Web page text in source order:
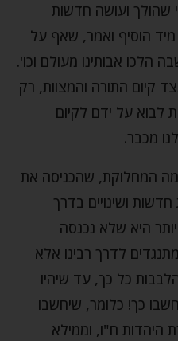
שהולך ועושה חדשות
מיד הוסיף ואמר, שאף על
הלכו אבותינו מעולם וכו'.
קיום התורה והמצוות, רק
לבוא על ידם לקיום
מכבר.
המחלוקת, שהכניסה את
ושינויים בדרך
היא שלא נכנסה
לדרך רבינו אלא
כל כך, עד שיהיו
כך! כלומר, שיחשבו
היהדות ח"ו, וממילא